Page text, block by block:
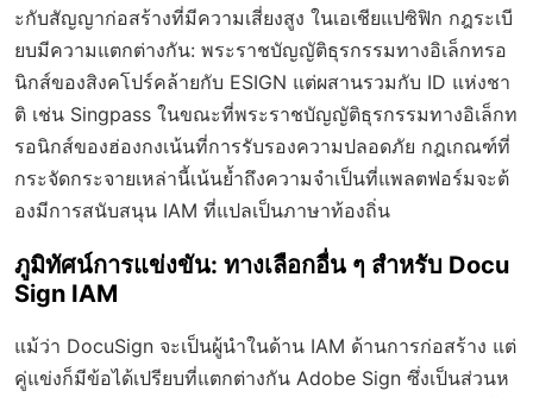
ะกับสัญญาก่อสร้างที่มีความเสี่ยงสูง ในเอเชียแปซิฟิก กฎระเบี
ยบมีความแตกต่างกัน: พระราชบัญญัติธุรกรรมทางอิเล็กทรอ
นิกส์ของสิงคโปร์คล้ายกับ ESIGN แต่ผสานรวมกับ ID แห่งชา
ติ เช่น Singpass ในขณะที่พระราชบัญญัติธุรกรรมทางอิเล็กท
รอนิกส์ของฮ่องกงเน้นที่การรับรองความปลอดภัย กฎเกณฑ์ที่
กระจัดกระจายเหล่านี้เน้นย้ำถึงความจำเป็นที่แพลตฟอร์มจะต้
องมีการสนับสนุน IAM ที่แปลเป็นภาษาท้องถิ่น
ภูมิทัศน์การแข่งขัน: ทางเลือกอื่น ๆ สำหรับ Docu
Sign IAM
แม้ว่า DocuSign จะเป็นผู้นำในด้าน IAM ด้านการก่อสร้าง แต่
คู่แข่งก็มีข้อได้เปรียบที่แตกต่างกัน Adobe Sign ซึ่งเป็นส่วนห